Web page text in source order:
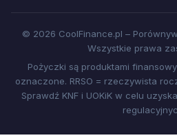
© 2026 CoolFinance.pl –
Wszystkie prawa
Pożyczki są produktami
oznaczone. RRSO = rzeczywista
Sprawdź KNF i UOKiK w celu